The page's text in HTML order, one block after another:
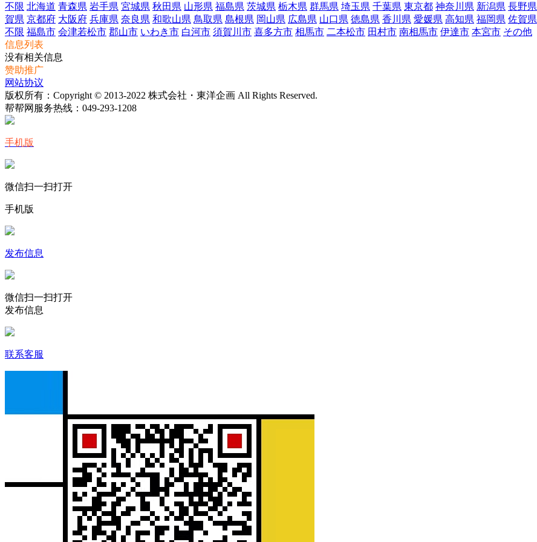
不限 北海道 青森県 岩手県 宮城県 秋田県 山形県 福島県 茨城県 栃木県 群馬県 埼玉県 千葉県 東京都 神奈川県 新潟県 長野県
賀県 京都府 大阪府 兵庫県 奈良県 和歌山県 鳥取県 島根県 岡山県 広島県 山口県 徳島県 香川県 愛媛県 高知県 福岡県 佐賀県
不限 福島市 会津若松市 郡山市 いわき市 白河市 須賀川市 喜多方市 相馬市 二本松市 田村市 南相馬市 伊達市 本宮市 その他
信息列表
没有相关信息
赞助推广
网站协议
版权所有：Copyright © 2013-2022 株式会社・東洋企画 All Rights Reserved.
帮帮网服务热线： 049-293-1208
手机版
微信扫一扫打开
手机版
发布信息
微信扫一扫打开
发布信息
联系客服